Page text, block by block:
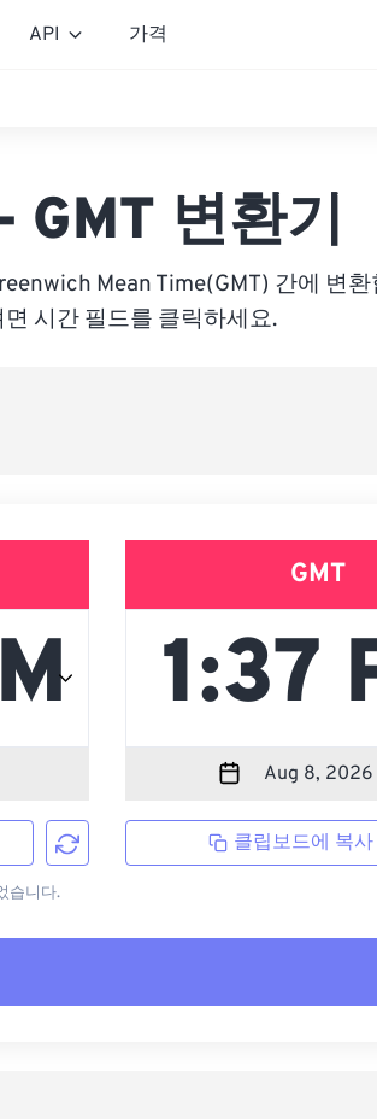
API 가격
GMT 변환기
Mean Time(GMT) 간에 변
시간 필드를 클릭하세요.
습니다.
GMT
클립보드에 복사